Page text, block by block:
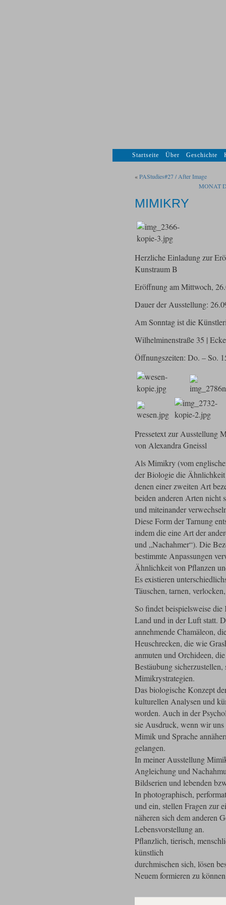
Startseite Über Geschichte
«PAStudies#27 / After Image
MONAT
MIMIKRY
Herzliche Einladung zur
Kunstraum B
Eröffnung am Mittwoch,
Dauer der Ausstellung:
Am Sonntag ist die
Wilhelminenstraße 35 |
Öffnungszeiten: Do. – So.
Pressetext zur Ausstellung
von Alexandra Gneissl
Als Mimikry (vom
der Biologie die
denen einer zweiten Art
beiden anderen Arten nicht
und miteinander
Diese Form der Tarnung
indem die eine Art der
und „Nachahmer“). Die
bestimmte Anpassungen
Ähnlichkeit von Pflanzen
Es existieren
Täuschen, tarnen,
So findet beispielsweise
Land und in der Luft statt.
annehmende Chamäleon,
Heuschrecken, die wie
anmuten und Orchideen,
Bestäubung
Mimikrystrategien.
Das biologische Konzept
kulturellen Analysen und
worden. Auch in der
sie Ausdruck, wenn wir
Mimik und Sprache
gelangen.
In meiner Ausstellung
Angleichung und
Bildserien und lebenden
In photographisch,
und ein, stellen Fragen zur
näheren sich dem anderen
Lebensvorstellung an.
Pflanzlich, tierisch,
künstlich
durchmischen sich, lösen
Neuem formieren zu